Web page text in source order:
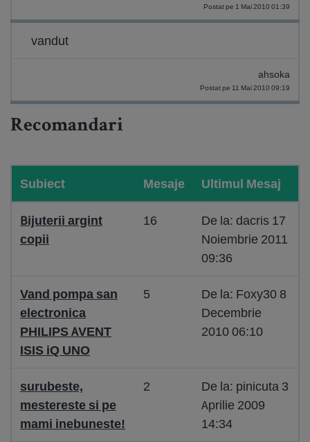
Postat pe 1 Mai 2010 01:39
vandut
ahsoka
Postat pe 11 Mai 2010 09:19
Recomandari
Subiect Mesaje Ultimul Mesaj
Bijuterii argint
copii
16
De la: dacris 17
Noiembrie 2011
09:36
Vand pompa san
electronica
PHILIPS AVENT
ISIS iQ UNO
5
De la: Foxy30 8
Decembrie
2010 06:10
surubeste,
mestereste si pe
mami inebuneste!
2
De la: pinicuta 3
Aprilie 2009
14:34